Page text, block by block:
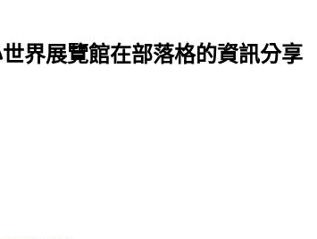
界展覽館在部落格的資訊分享